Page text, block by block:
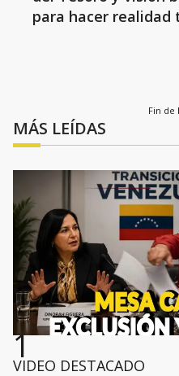
para hacer realidad
Fin de
MÁS LEÍDAS
1
VIDEO DESTACADO